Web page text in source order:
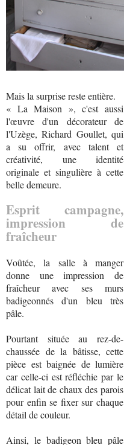
Mais la surprise reste entière.
« La Maison », c'est aussi
l'œuvre d'un décorateur de
l'Uzège, Richard Goullet, qui
a su offrir, avec talent et
créativité, une identité
originale et singulière à cette
belle demeure.
Esprit campagne,
impression de
fraîcheur
Voûtée, la salle à manger
donne une impression de
fraîcheur avec ses murs
badigeonnés d'un bleu très
pâle.
Pourtant située au rez-de-
chaussée de la bâtisse, cette
pièce est baignée de lumière
car celle-ci est réfléchie par le
délicat lait de chaux des parois
pour enfin se fixer sur chaque
détail de couleur.
Ainsi, le badigeon bleu pâle